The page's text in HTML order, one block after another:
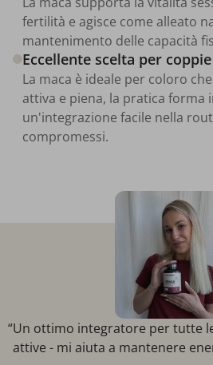
fertilità e agisce come alleato
mantenimento delle capacità
Eccellente scelta per
La maca è ideale per coloro
attiva e piena, la pratica forma
un'integrazione facile nella
compromessi.
“Un ottimo integratore per tutte
attive - mi aiuta a mantenere